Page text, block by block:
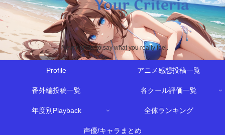
Never afraid to say what you really feel.
Profile アニメ感想投稿一覧
番外編投稿一覧 各クール評価一覧
年度別Playback 全体ランキング
声優/キャラまとめ